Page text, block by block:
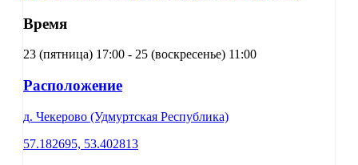
Время
23 (пятница) 17:00 - 25 (воскресенье) 11:00
Расположение
д. Чекерово (Удмуртская Республика)
57.182695, 53.402813